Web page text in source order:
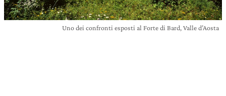
Uno dei confronti esposti al Forte di Bard, Valle d’Aosta